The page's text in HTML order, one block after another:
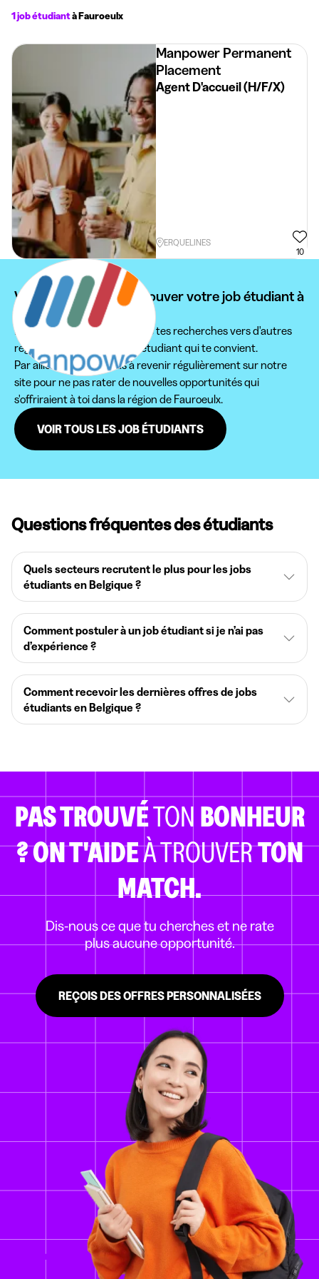
1 job étudiantà Fauroeulx
Manpower Permanent
Placement
Agent D'accueil (H/F/X)
ERQUELINES
10
Vous ne pouvez pas trouver votre job étudiant à
Fauroeulx ?
Nous te conseillons d'étendre tes recherches vers d'autres
régions pour trouver le job étudiant qui te convient.
Par ailleurs, n'hésite pas à revenir régulièrement sur notre
site pour ne pas rater de nouvelles opportunités qui
s'offriraient à toi dans la région de Fauroeulx.
VOIR TOUS LES JOB ÉTUDIANTS
Questions fréquentes des étudiants
Quels secteurs recrutent le plus pour les jobs
étudiants en Belgique ?
Comment postuler à un job étudiant si je n’ai pas
d’expérience ?
Comment recevoir les dernières offres de jobs
étudiants en Belgique ?
PAS TROUVÉTON BONHEUR
?ON T'AIDEÀ TROUVERTON
MATCH.
Dis-nous ce que tu cherches et ne rate
plus aucune opportunité.
REÇOIS DES OFFRES PERSONNALISÉES